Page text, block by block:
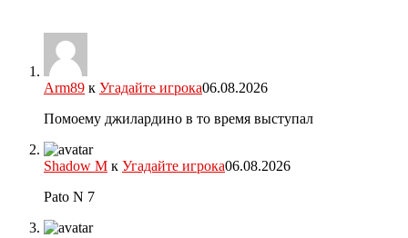
Arm89 к Угадайте игрока06.08.2026
Помоему джилардино в то время выступал
Shadow M к Угадайте игрока06.08.2026
Pato N 7